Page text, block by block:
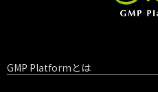
GMP Platformとは